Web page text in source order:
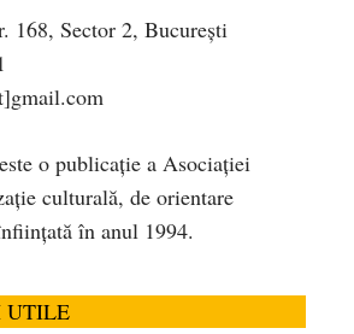
168, Sector 2, București
o publicaţie a Asociaţiei
culturală, de orientare
în anul 1994.
UTILE